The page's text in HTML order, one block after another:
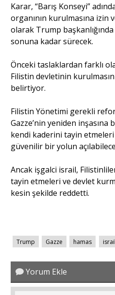
Ankara
Karar, “Barış Konseyi”
organının kurulmasına izin
olarak Trump
sonuna kadar sürecek.
Önceki taslaklardan farklı
Filistin devletinin
belirtiyor.
Filistin Yönetimi gerekli
Gazze’nin yeniden inşasına
kendi kaderini tayin
güvenilir bir yolun
Ancak işgalci israil,
tayin etmeleri ve devlet
kesin şekilde reddetti.
Trump Gazze hamas israil
Yorum Ekle